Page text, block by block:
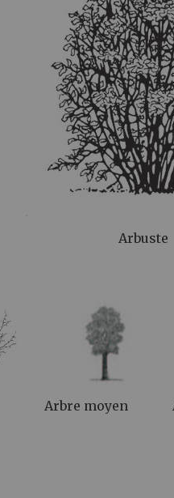
Arbuste
Arbre moyen